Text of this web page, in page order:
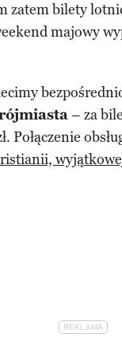
zatem bilety
majowy
– za
Połączenie